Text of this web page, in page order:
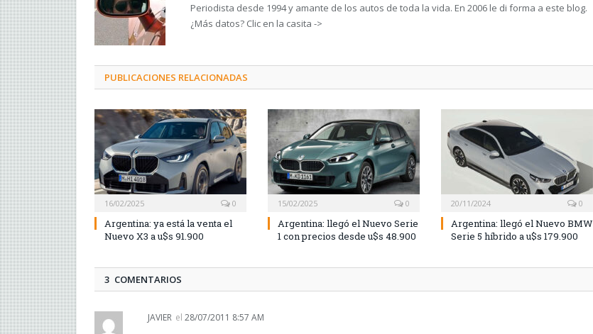
Periodista desde 1994 y amante de los autos de toda la vida. En 2006 le di forma a este blog.
¿Más datos? Clic en la casita ->
PUBLICACIONES RELACIONADAS
16/02/2025 0
Argentina: ya está la venta el
Nuevo X3 a u$s 91.900
15/02/2025 0
Argentina: llegó el Nuevo Serie
1 con precios desde u$s 48.900
20/11/2024 0
Argentina: llegó el Nuevo BMW
Serie 5 híbrido a u$s 179.900
3 COMENTARIOS
JAVIER el 28/07/2011 8:57 AM